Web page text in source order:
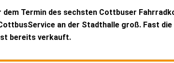
dem Termin des sechsten Cottbuser
an der Stadthalle groß. Fast
bereits verkauft.